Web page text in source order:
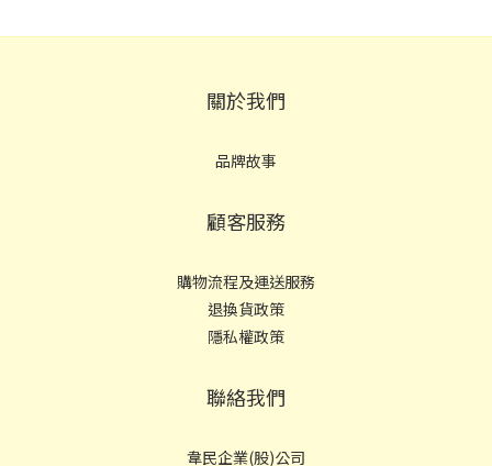
關於我們
品牌故事
顧客服務
購物流程及運送服務
退換貨政策
隱私權政策
聯絡我們
韋民企業(股)公司